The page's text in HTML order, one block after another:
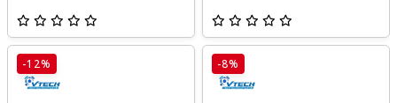
-12% -8%